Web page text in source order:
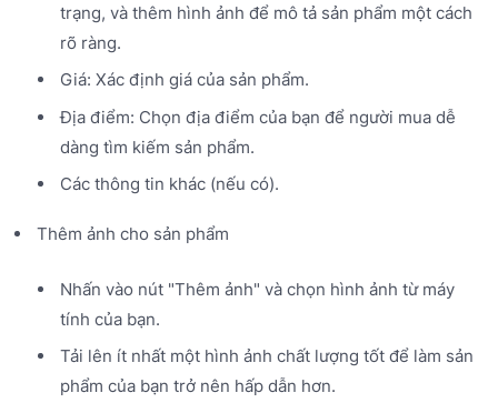
trạng, và thêm hình ảnh để mô tả sản phẩm một cách
rõ ràng.
Giá: Xác định giá của sản phẩm.
Địa điểm: Chọn địa điểm của bạn để người mua dễ
dàng tìm kiếm sản phẩm.
Các thông tin khác (nếu có).
Thêm ảnh cho sản phẩm
Nhấn vào nút "Thêm ảnh" và chọn hình ảnh từ máy
tính của bạn.
Tải lên ít nhất một hình ảnh chất lượng tốt để làm sản
phẩm của bạn trở nên hấp dẫn hơn.